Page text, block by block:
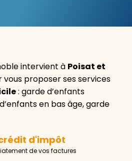
intervient à Poisat et
vous proposer ses services
: garde d’enfants
en bas âge, garde
d'impôt
de vos factures